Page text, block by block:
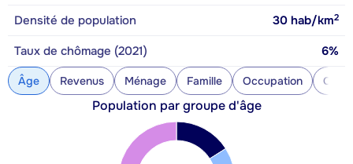
Densité de population 30 hab/km2
Taux de chômage (2021) 6%
Âge Revenus Ménage Famille Occupation
Population par groupe d'âge